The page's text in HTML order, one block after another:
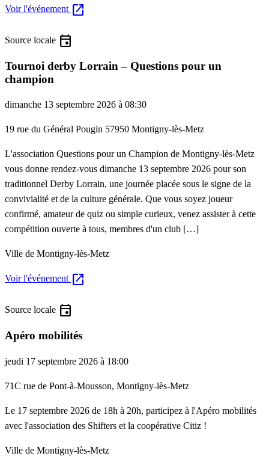
Voir l'événement open_in_new
Source locale event
Tournoi derby Lorrain – Questions pour un
champion
dimanche 13 septembre 2026 à 08:30
19 rue du Général Pougin 57950 Montigny-lès-Metz
L'association Questions pour un Champion de Montigny-lès-Metz
vous donne rendez-vous dimanche 13 septembre 2026 pour son
traditionnel Derby Lorrain, une journée placée sous le signe de la
convivialité et de la culture générale. Que vous soyez joueur
confirmé, amateur de quiz ou simple curieux, venez assister à cette
compétition ouverte à tous, membres d'un club […]
Ville de Montigny-lès-Metz
Voir l'événement open_in_new
Source locale event
Apéro mobilités
jeudi 17 septembre 2026 à 18:00
71C rue de Pont-à-Mousson, Montigny-lès-Metz
Le 17 septembre 2026 de 18h à 20h, participez à l'Apéro mobilités
avec l'association des Shifters et la coopérative Citiz !
Ville de Montigny-lès-Metz